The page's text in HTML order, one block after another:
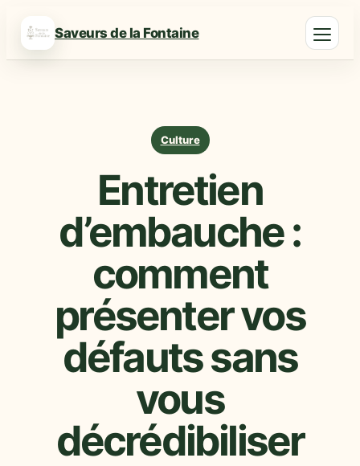
Saveurs de la Fontaine
Culture
Entretien
d’embauche :
comment
présenter vos
défauts sans
vous
décrédibiliser